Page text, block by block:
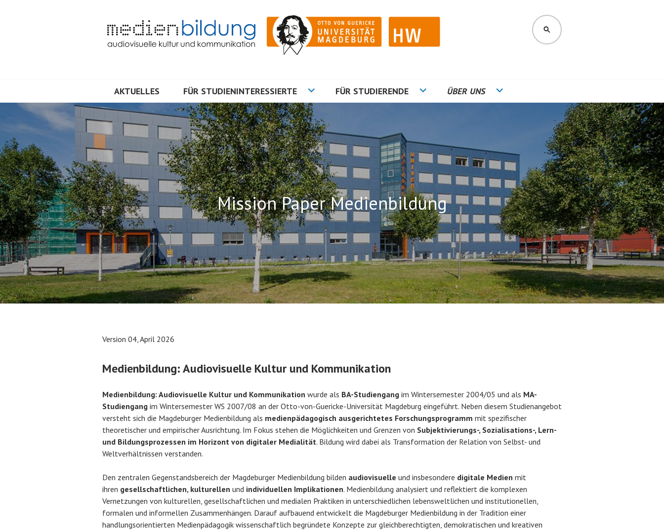
MEDIENBILDUNG
SUCHEN
AKTUELLES FÜR STUDIENINTERESSIERTE FÜR STUDIERENDE ÜBER UNS
Mission Paper Medienbildung
Version 04, April 2026
Medienbildung: Audiovisuelle Kultur und Kommunikation
Medienbildung: Audiovisuelle Kultur und Kommunikation wurde als BA-Studiengang im Wintersemester 2004/05 und als MA-
Studiengang im Wintersemester WS 2007/08 an der Otto-von-Guericke-Universität Magdeburg eingeführt. Neben diesem Studienangebot
versteht sich die Magdeburger Medienbildung als medienpädagogisch ausgerichtetes Forschungsprogramm mit spezifischer
theoretischer und empirischer Ausrichtung. Im Fokus stehen die Möglichkeiten und Grenzen von Subjektivierungs-, Sozialisations-, Lern-
und Bildungsprozessen im Horizont von digitaler Medialität. Bildung wird dabei als Transformation der Relation von Selbst- und
Weltverhältnissen verstanden.
Den zentralen Gegenstandsbereich der Magdeburger Medienbildung bilden audiovisuelle und insbesondere digitale Medien mit
ihren gesellschaftlichen, kulturellen und individuellen Implikationen. Medienbildung analysiert und reflektiert die komplexen
Vernetzungen von kulturellen, gesellschaftlichen und medialen Praktiken in unterschiedlichen lebensweltlichen und institutionellen,
formalen und informellen Zusammenhängen. Darauf aufbauend entwickelt die Magdeburger Medienbildung in der Tradition einer
handlungsorientierten Medienpädagogik wissenschaftlich begründete Konzepte zur gleichberechtigten, demokratischen und kreativen